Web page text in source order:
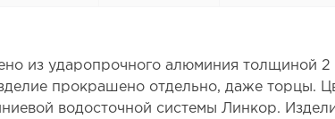
из ударопрочного алюминия толщиной 2
прокрашено отдельно, даже торцы.
водосточной системы Линкор.